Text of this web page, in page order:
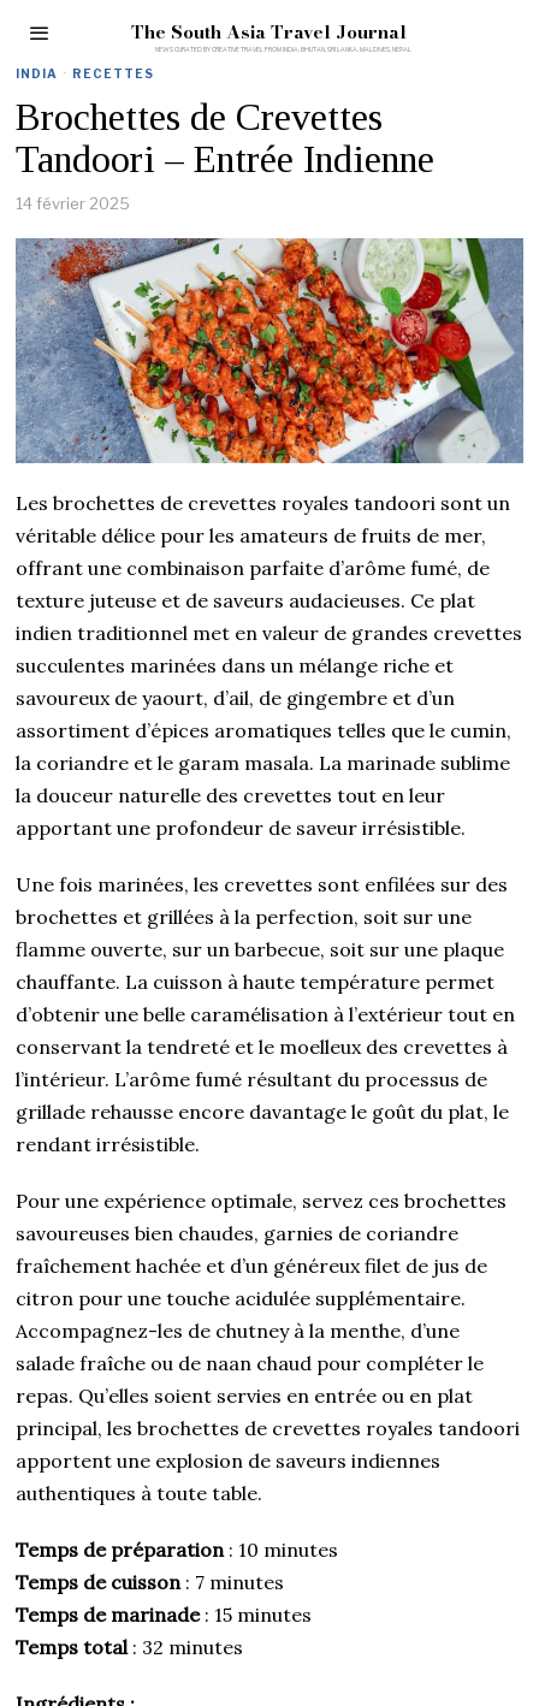
The South Asia Travel Journal
INDIA · RECETTES
Brochettes de Crevettes
Tandoori – Entrée Indienne
14 février 2025
Les brochettes de crevettes royales tandoori sont un
véritable délice pour les amateurs de fruits de mer,
offrant une combinaison parfaite d’arôme fumé, de
texture juteuse et de saveurs audacieuses. Ce plat
indien traditionnel met en valeur de grandes crevettes
succulentes marinées dans un mélange riche et
savoureux de yaourt, d’ail, de gingembre et d’un
assortiment d’épices aromatiques telles que le cumin,
la coriandre et le garam masala. La marinade sublime
la douceur naturelle des crevettes tout en leur
apportant une profondeur de saveur irrésistible.
Une fois marinées, les crevettes sont enfilées sur des
brochettes et grillées à la perfection, soit sur une
flamme ouverte, sur un barbecue, soit sur une plaque
chauffante. La cuisson à haute température permet
d’obtenir une belle caramélisation à l’extérieur tout en
conservant la tendreté et le moelleux des crevettes à
l’intérieur. L’arôme fumé résultant du processus de
grillade rehausse encore davantage le goût du plat, le
rendant irrésistible.
Pour une expérience optimale, servez ces brochettes
savoureuses bien chaudes, garnies de coriandre
fraîchement hachée et d’un généreux filet de jus de
citron pour une touche acidulée supplémentaire.
Accompagnez-les de chutney à la menthe, d’une
salade fraîche ou de naan chaud pour compléter le
repas. Qu’elles soient servies en entrée ou en plat
principal, les brochettes de crevettes royales tandoori
apportent une explosion de saveurs indiennes
authentiques à toute table.
Temps de préparation : 10 minutes
Temps de cuisson : 7 minutes
Temps de marinade: 15 minutes
Temps total : 32 minutes